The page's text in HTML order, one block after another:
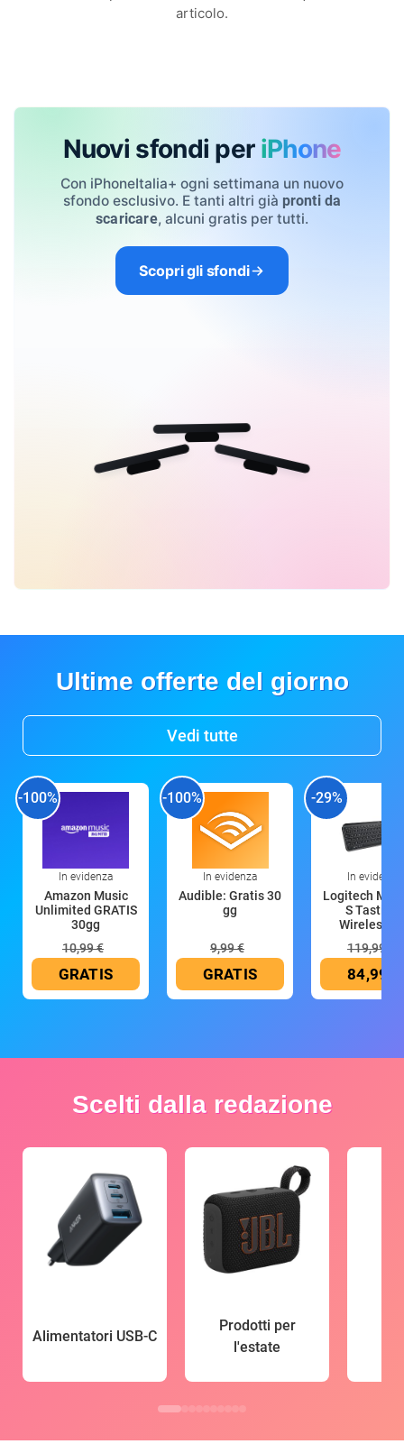
articolo.
Nuovi sfondi per iPhone
Con iPhoneItalia+ ogni settimana un nuovo
sfondo esclusivo. E tanti altri già pronti da
scaricare, alcuni gratis per tutti.
Scopri gli sfondi
Ultime offerte del giorno
Vedi tutte
-100%
In evidenza
Amazon Music
Unlimited GRATIS
30gg
10,99 €
GRATIS
-100%
In evidenza
Audible: Gratis 30
gg
9,99 €
GRATIS
-29%
In evidenza
Logitech MX
S Tastiera
Wireless
119,99 €
84,99 €
Scelti dalla redazione
Alimentatori USB-C
Prodotti per
l'estate